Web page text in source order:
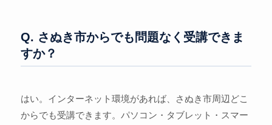
Q. さぬき市からでも問題なく受講できま
すか？
はい。インターネット環境があれば、さぬき市周辺どこ
からでも受講できます。パソコン・タブレット・スマー